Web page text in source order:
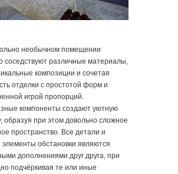
необычном помещении
соседствуют различные материалы,
композиции и сочетая
отделки с простотой форм и
игрой пропорций.
компоненты создают уютную
образуя при этом довольно сложное
пространство. Все детали и
обстановки являются
дополнениями друг друга, при
подчёркивая те или иные